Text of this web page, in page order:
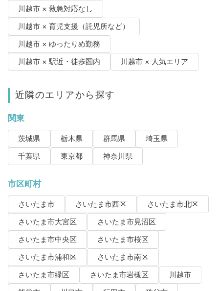
川越市 × 救急対応なし
川越市 × 育児支援（託児所など）
川越市 × ゆったりめ勤務
川越市 × 駅近・徒歩圏内
川越市 × 人気エリア
近隣のエリアから探す
関東
茨城県 栃木県 群馬県
埼玉県
千葉県
東京都 神奈川県
市区町村
さいたま市 さいたま市西区
さいたま市北区
さいたま市大宮区
さいたま市見沼区
さいたま市中央区
さいたま市桜区
さいたま市浦和区
さいたま市南区
さいたま市緑区
さいたま市岩槻区
川越市